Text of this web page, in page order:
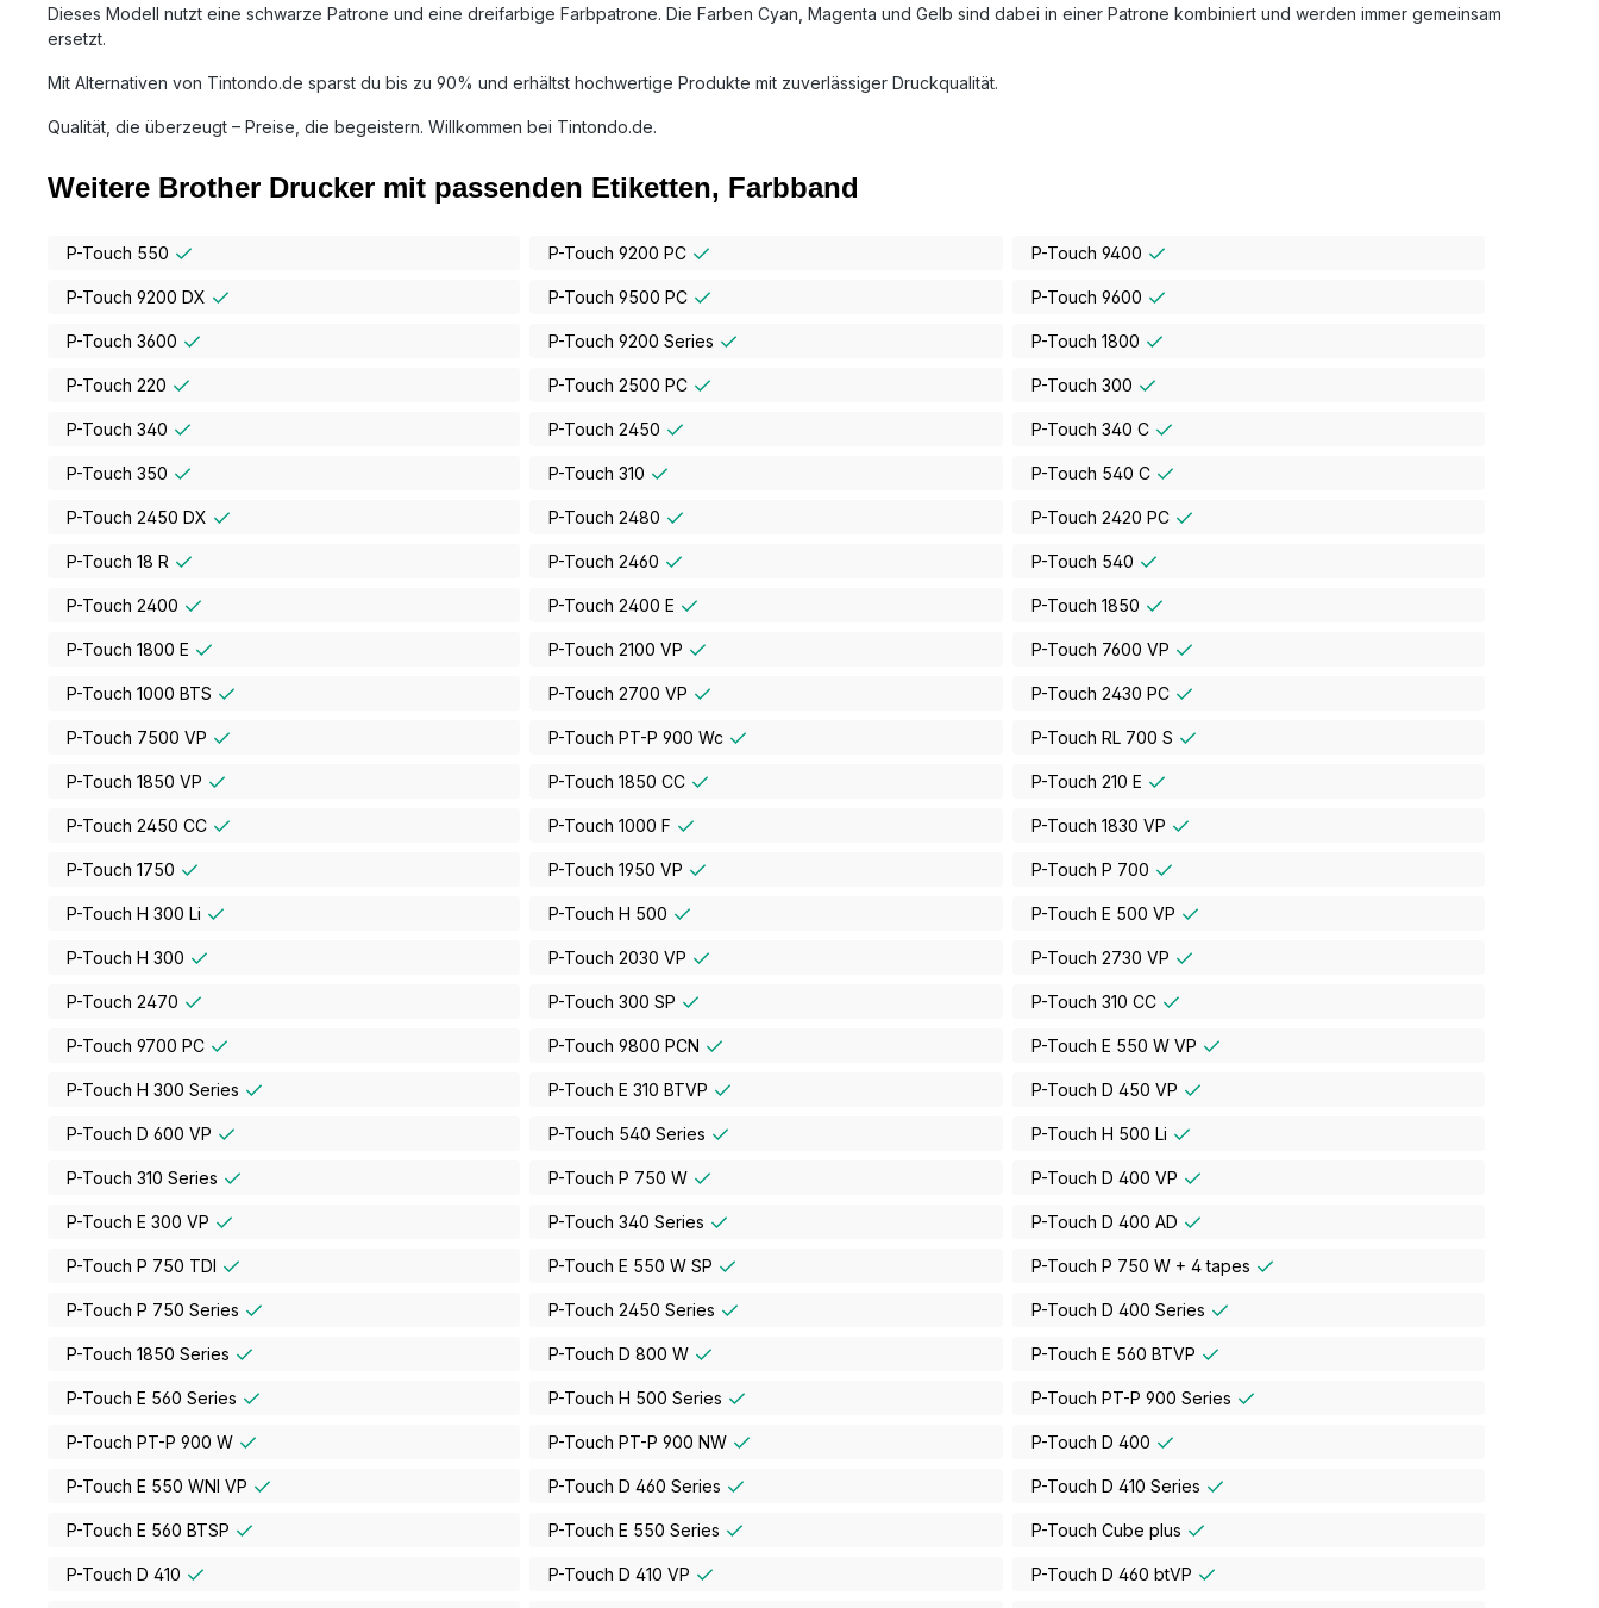
Dieses Modell nutzt eine schwarze Patrone und eine dreifarbige Farbpatrone. Die Farben Cyan, Magenta und Gelb sind dabei in einer Patrone kombiniert und werden immer gemeinsam
ersetzt.
Mit Alternativen von Tintondo.de sparst du bis zu 90% und erhältst hochwertige Produkte mit zuverlässiger Druckqualität.
Qualität, die überzeugt – Preise, die begeistern. Willkommen bei Tintondo.de.
Weitere Brother Drucker mit passenden Etiketten, Farbband
P-Touch 550 P-Touch 9200 PC P-Touch 9400
P-Touch 9200 DX P-Touch 9500 PC P-Touch 9600
P-Touch 3600 P-Touch 9200 Series P-Touch 1800
P-Touch 220 P-Touch 2500 PC P-Touch 300
P-Touch 340 P-Touch 2450 P-Touch 340 C
P-Touch 350 P-Touch 310 P-Touch 540 C
P-Touch 2450 DX P-Touch 2480 P-Touch 2420 PC
P-Touch 18 R P-Touch 2460 P-Touch 540
P-Touch 2400 P-Touch 2400 E P-Touch 1850
P-Touch 1800 E P-Touch 2100 VP P-Touch 7600 VP
P-Touch 1000 BTS P-Touch 2700 VP P-Touch 2430 PC
P-Touch 7500 VP P-Touch PT-P 900 Wc P-Touch RL 700 S
P-Touch 1850 VP P-Touch 1850 CC P-Touch 210 E
P-Touch 2450 CC P-Touch 1000 F P-Touch 1830 VP
P-Touch 1750 P-Touch 1950 VP P-Touch P 700
P-Touch H 300 Li P-Touch H 500 P-Touch E 500 VP
P-Touch H 300 P-Touch 2030 VP P-Touch 2730 VP
P-Touch 2470 P-Touch 300 SP P-Touch 310 CC
P-Touch 9700 PC P-Touch 9800 PCN P-Touch E 550 W VP
P-Touch H 300 Series P-Touch E 310 BTVP P-Touch D 450 VP
P-Touch D 600 VP P-Touch 540 Series P-Touch H 500 Li
P-Touch 310 Series P-Touch P 750 W P-Touch D 400 VP
P-Touch E 300 VP P-Touch 340 Series P-Touch D 400 AD
P-Touch P 750 TDI P-Touch E 550 W SP P-Touch P 750 W + 4 tapes
P-Touch P 750 Series P-Touch 2450 Series P-Touch D 400 Series
P-Touch 1850 Series P-Touch D 800 W P-Touch E 560 BTVP
P-Touch E 560 Series P-Touch H 500 Series P-Touch PT-P 900 Series
P-Touch PT-P 900 W P-Touch PT-P 900 NW P-Touch D 400
P-Touch E 550 WNI VP P-Touch D 460 Series P-Touch D 410 Series
P-Touch E 560 BTSP P-Touch E 550 Series P-Touch Cube plus
P-Touch D 410 P-Touch D 410 VP P-Touch D 460 btVP